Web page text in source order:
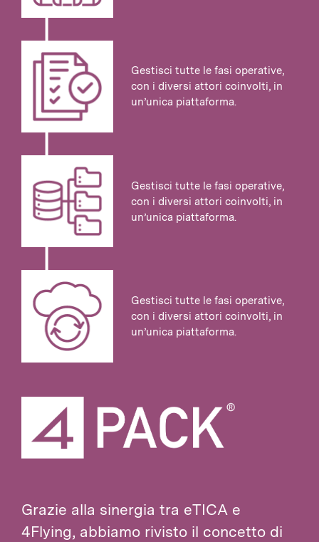
Gestisci tutte le fasi operative,
con i diversi attori coinvolti, in
un’unica piattaforma.
Gestisci tutte le fasi operative,
con i diversi attori coinvolti, in
un’unica piattaforma.
Gestisci tutte le fasi operative,
con i diversi attori coinvolti, in
un’unica piattaforma.
Grazie alla sinergia tra eTICA e
4Flying, abbiamo rivisto il concetto di